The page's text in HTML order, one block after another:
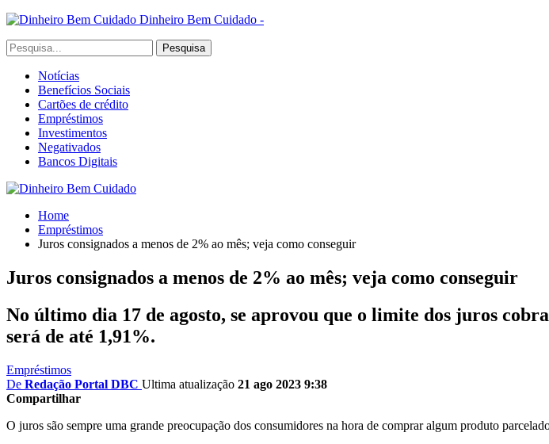
Dinheiro Bem Cuidado -
Notícias
Benefícios Sociais
Cartões de crédito
Empréstimos
Investimentos
Negativados
Bancos Digitais
Home
Empréstimos
Juros consignados a menos de 2% ao mês; veja como conseguir
Juros consignados a menos de 2% ao mês; veja como conseguir
No último dia 17 de agosto, se aprovou que o limite dos juros
será de até 1,91%.
Empréstimos
De Redação Portal DBC Ultima atualização 21 ago 2023 9:38
Compartilhar
O juros são sempre uma grande preocupação dos consumidores na hora de comprar algum produto